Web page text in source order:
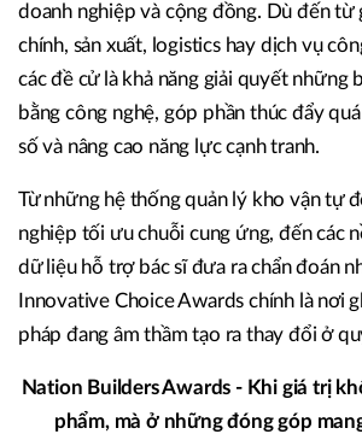
doanh nghiệp và cộng đồng. Dù đến từ
chính, sản xuất, logistics hay dịch vụ
các đề cử là khả năng giải quyết những
bằng công nghệ, góp phần thúc đẩy
số và nâng cao năng lực cạnh tranh.
Từ những hệ thống quản lý kho vận tự
nghiệp tối ưu chuỗi cung ứng, đến các
dữ liệu hỗ trợ bác sĩ đưa ra chẩn đoán
Innovative Choice Awards chính là nơi
pháp đang âm thầm tạo ra thay đổi ở
Nation Builders Awards - Khi giá trị
phẩm, mà ở những đóng góp